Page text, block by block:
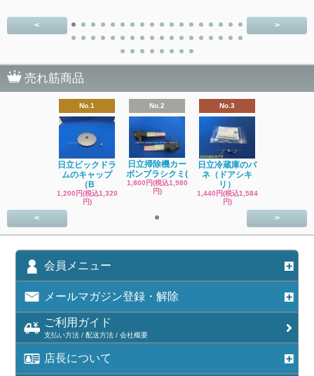
< >
売れ筋商品
No.1
日立ビックドラ
ムのキャップ
（B
1,200円(税込1,320
円)
No.2
日立掃除機カー
ボンブラシクミ(
1,800円(税込1,980
円)
No.3
日立冷蔵庫のバ
ネ（ドアシキ
リ）
1,440円(税込1,584
円)
< >
会員メニュー
メールマガジン登録・解除
ご利用ガイド
支払い方法 / 配送方法 / 会社概要
店長について